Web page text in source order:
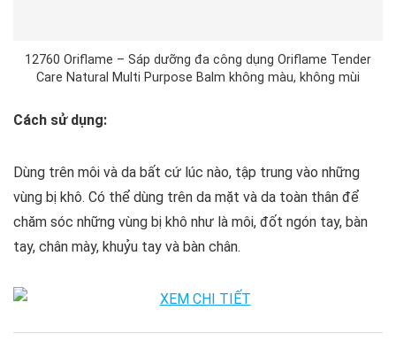
12760 Oriflame – Sáp dưỡng đa công dụng Oriflame Tender
Care Natural Multi Purpose Balm không màu, không mùi
Cách sử dụng:
Dùng trên môi và da bất cứ lúc nào, tập trung vào những
vùng bị khô. Có thể dùng trên da mặt và da toàn thân để
chăm sóc những vùng bị khô như là môi, đốt ngón tay, bàn
tay, chân mày, khuỷu tay và bàn chân.